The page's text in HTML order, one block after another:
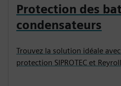
Protection des
condensateurs
Trouvez la solution idéale
protection SIPROTEC et